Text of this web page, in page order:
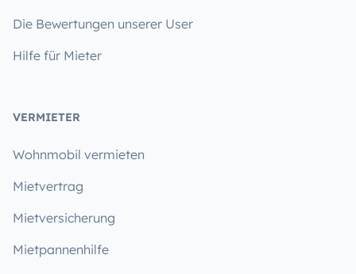
Die Bewertungen unserer User
Hilfe für Mieter
VERMIETER
Wohnmobil vermieten
Mietvertrag
Mietversicherung
Mietpannenhilfe